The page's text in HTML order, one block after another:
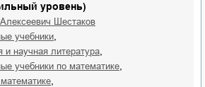
уровень)
Алексеевич Шестаков
учебники
и научная литература
учебники по математике
математике